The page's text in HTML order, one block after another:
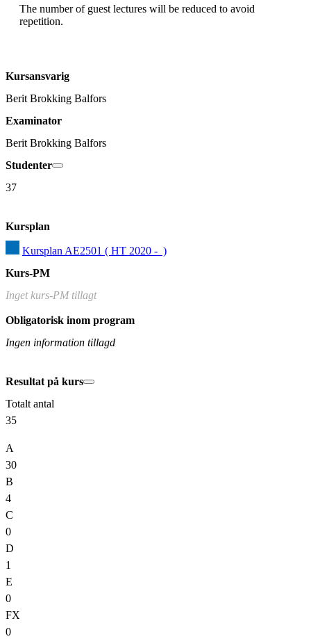
The number of guest lectures will be reduced to avoid
Kursansvarig
Berit Brokking Balfors
Examinator
Berit Brokking Balfors
Studenter
37
Kursplan
Kursplan AE2501 ( HT 2020 -  )
Kurs-PM
Inget kurs-PM tillagt
Obligatorisk inom program
Ingen information tillagd
Resultat på kurs
Totalt antal
35
A
30
B
4
C
0
D
1
E
0
FX
0